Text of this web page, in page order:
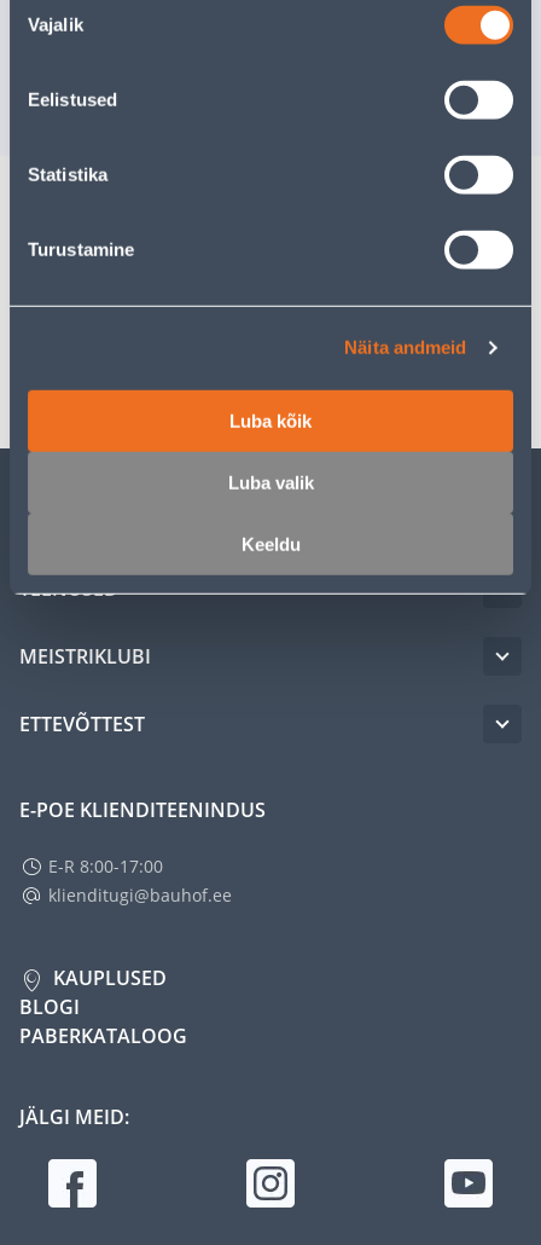
valik
Vajalik
Eelistused
Statistika
Turustamine
Näita andmeid
Luba kõik
Luba valik
Keeldu
23
.83 €
sisselogitud
Spetsifikatsioon
KLIENDITEENINDUS
TEENUSED
MEISTRIKLUBI
ETTEVÕTTEST
E-POE KLIENDITEENINDUS
E-R 8:00-17:00
klienditugi@bauhof.ee
KAUPLUSED
BLOGI
PABERKATALOOG
JÄLGI MEID: